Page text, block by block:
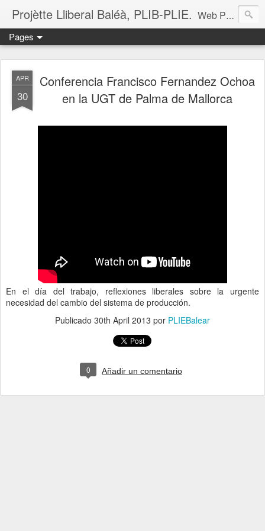
Projètte Lliberal Baléà, PLIB-PLIE. Web Projètte Lliberal Baléà (PLIB-PLIE)
Pages
APR
30
Conferencia Francisco Fernandez Ochoa
en la UGT de Palma de Mallorca
En el día del trabajo, reflexiones liberales sobre la urgente
necesidad del cambio del sistema de producción.
Publicado 30th April 2013 por PLIEBalear
0 Añadir un comentario